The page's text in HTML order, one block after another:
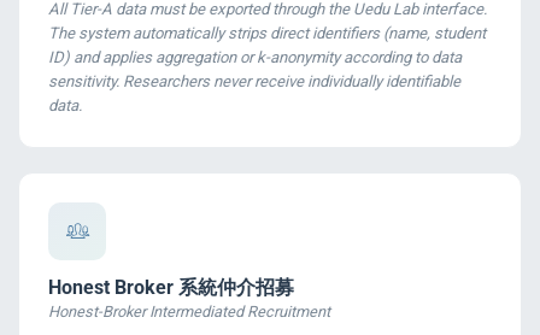
All Tier-A data must be exported through the Uedu Lab interface.
The system automatically strips direct identifiers (name, student
ID) and applies aggregation or k-anonymity according to data
sensitivity. Researchers never receive individually identifiable
data.
Honest Broker 系統仲介招募
Honest-Broker Intermediated Recruitment